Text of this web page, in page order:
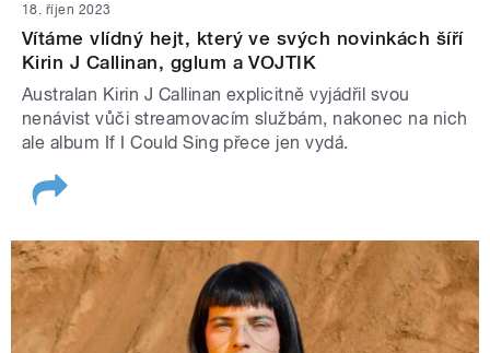
18. říjen 2023
Vítáme vlídný hejt, který ve svých novinkách šíří
Kirin J Callinan, gglum a VOJTIK
Australan Kirin J Callinan explicitně vyjádřil svou
nenávist vůči streamovacím službám, nakonec na nich
ale album If I Could Sing přece jen vydá.